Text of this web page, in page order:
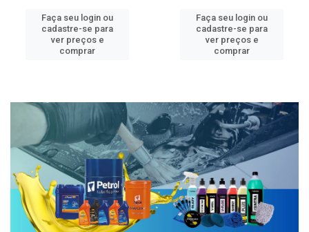
Faça seu login ou
cadastre-se para
ver preços e
comprar
Faça seu login ou
cadastre-se para
ver preços e
comprar